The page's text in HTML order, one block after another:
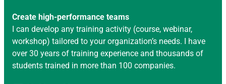
Create high-performance teams
I can develop any training activity (course, webinar,
workshop) tailored to your organization’s needs. I have
over 30 years of training experience and thousands of
students trained in more than 100 companies.